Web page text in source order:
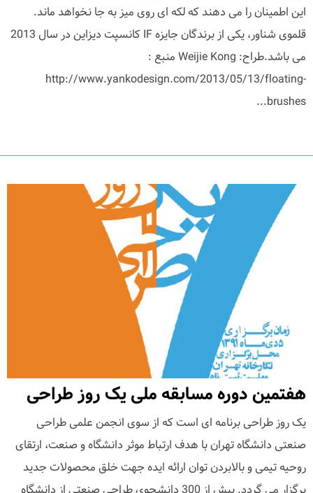
این اطمینان را می دهند که لکه ای روی میز به جا نخواهد ماند.
قلموی شناور، یکی از برندگان جایزه IF کانسپت دیزاین در سال 2013
می باشد.طراح: Weijie Kong منبع :
http://www.yankodesign.com/2013/05/13/floating-
brushes...
هفتمین دوره مسابقه ملی یک روز طراحی
یک روز طراحی برنامه ای است که از سوی انجمن علمی طراحی
صنعتی دانشگاه تهران با هدف ارتباط موثر دانشگاه و صنعت، ارتقای
روحیه تیمی و بالابردن توان ارائه ایده جهت خلق محصولات جدید